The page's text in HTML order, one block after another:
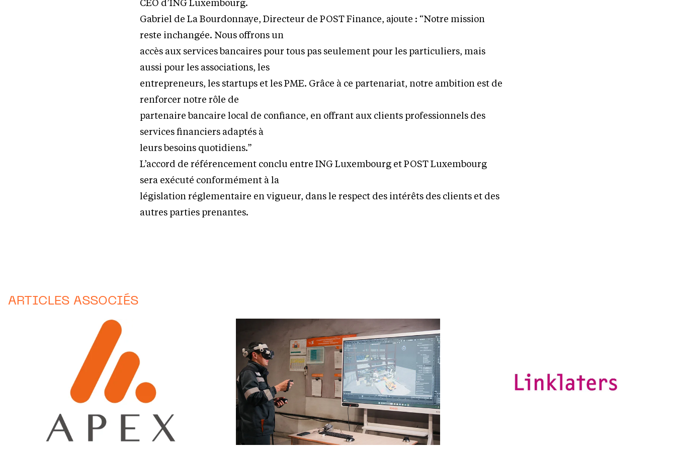
CEO d’ING Luxembourg.
Gabriel de La Bourdonnaye, Directeur de POST Finance, ajoute : “Notre mission
reste inchangée. Nous offrons un
accès aux services bancaires pour tous pas seulement pour les particuliers, mais
aussi pour les associations, les
entrepreneurs, les startups et les PME. Grâce à ce partenariat, notre ambition est de
renforcer notre rôle de
partenaire bancaire local de confiance, en offrant aux clients professionnels des
services financiers adaptés à
leurs besoins quotidiens.”
L’accord de référencement conclu entre ING Luxembourg et POST Luxembourg
sera exécuté conformément à la
législation réglementaire en vigueur, dans le respect des intérêts des clients et des
autres parties prenantes.
ARTICLES ASSOCIÉS